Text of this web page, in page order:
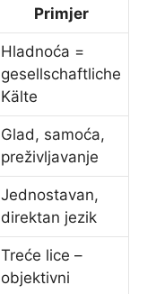
Primjer
Hladnoća =
gesellschaftliche
Kälte
Glad, samoća,
preživljavanje
Jednostavan,
direktan jezik
Treće lice –
objektivni